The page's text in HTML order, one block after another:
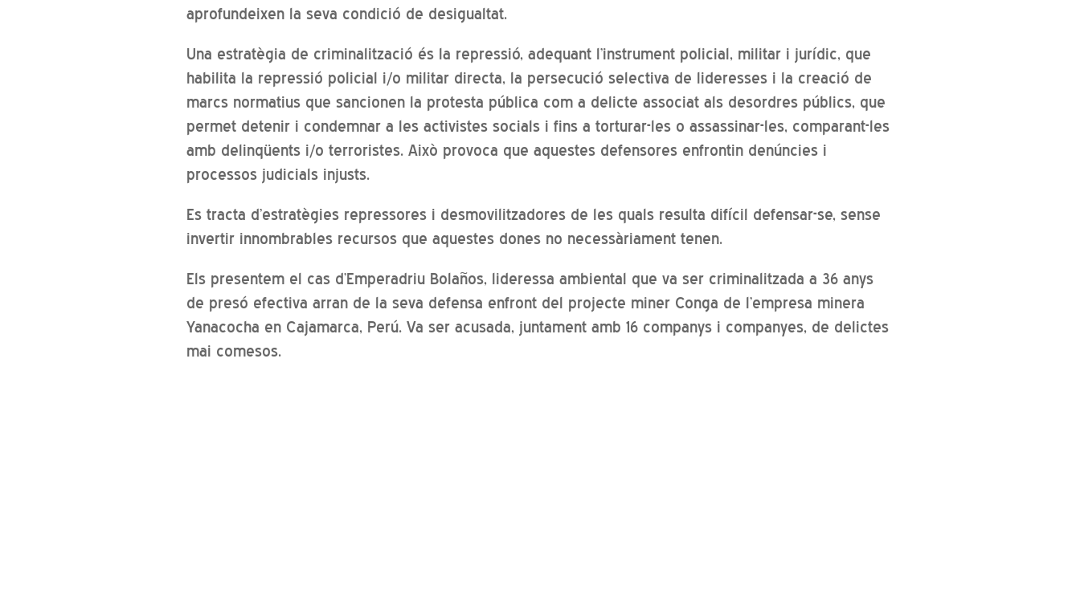
aprofundeixen la seva condició de desigualtat.
Una estratègia de criminalització és la repressió, adequant l’instrument policial, militar i jurídic, que
habilita la repressió policial i/o militar directa, la persecució selectiva de lideresses i la creació de
marcs normatius que sancionen la protesta pública com a delicte associat als desordres públics, que
permet detenir i condemnar a les activistes socials i fins a torturar-les o assassinar-les, comparant-les
amb delinqüents i/o terroristes. Això provoca que aquestes defensores enfrontin denúncies i
processos judicials injusts.
Es tracta d’estratègies repressores i desmovilitzadores de les quals resulta difícil defensar-se, sense
invertir innombrables recursos que aquestes dones no necessàriament tenen.
Els presentem el cas d’Emperadriu Bolaños, lideressa ambiental que va ser criminalitzada a 36 anys
de presó efectiva arran de la seva defensa enfront del projecte miner Conga de l’empresa minera
Yanacocha en Cajamarca, Perú. Va ser acusada, juntament amb 16 companys i companyes, de delictes
mai comesos.